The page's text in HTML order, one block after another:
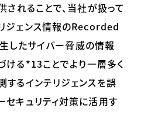
されることで、当社が扱って
ジェンス情報のRecorded
したサイバー脅威の情報
ける*13ことでより一層多く
するインテリジェンスを誤
セキュリティ対策に活用す